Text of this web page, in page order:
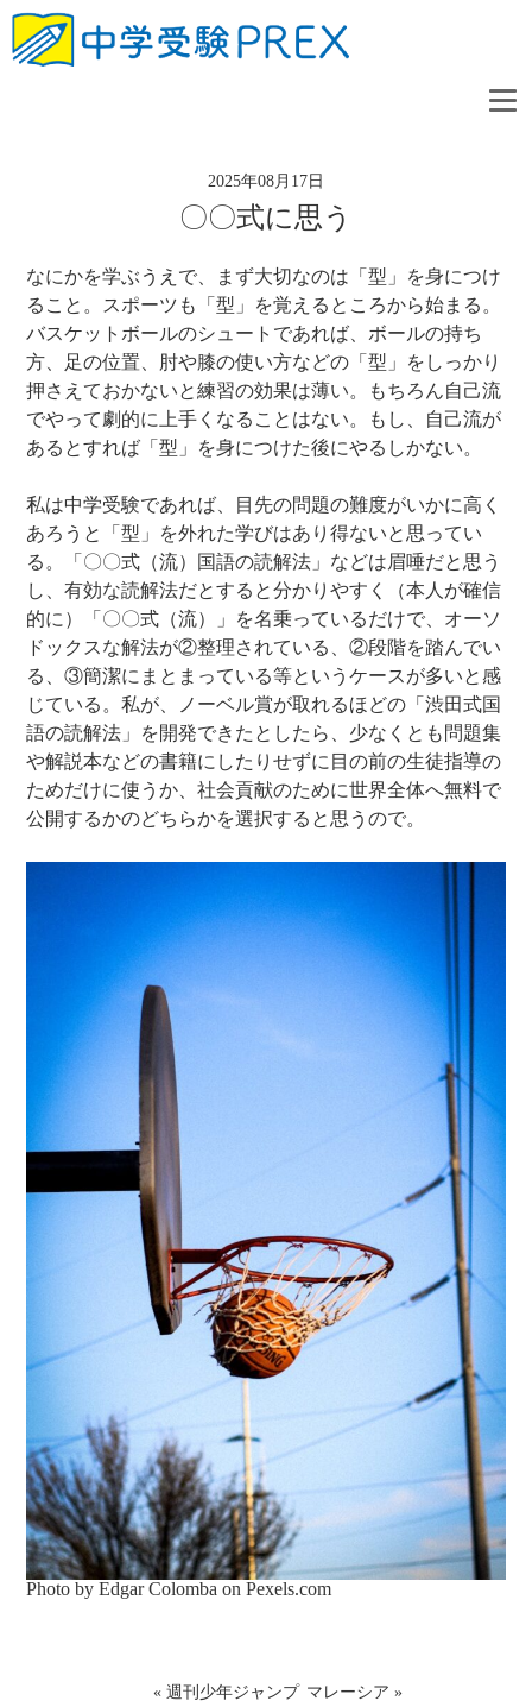
2025年08月17日
〇〇式に思う
なにかを学ぶうえで、まず大切なのは「型」を身につけ
ること。スポーツも「型」を覚えるところから始まる。
バスケットボールのシュートであれば、ボールの持ち
方、足の位置、肘や膝の使い方などの「型」をしっかり
押さえておかないと練習の効果は薄い。もちろん自己流
でやって劇的に上手くなることはない。もし、自己流が
あるとすれば「型」を身につけた後にやるしかない。
私は中学受験であれば、目先の問題の難度がいかに高く
あろうと「型」を外れた学びはあり得ないと思ってい
る。「〇〇式（流）国語の読解法」などは眉唾だと思う
し、有効な読解法だとすると分かりやすく（本人が確信
的に）「〇〇式（流）」を名乗っているだけで、オーソ
ドックスな解法が②整理されている、②段階を踏んでい
る、③簡潔にまとまっている等というケースが多いと感
じている。私が、ノーベル賞が取れるほどの「渋田式国
語の読解法」を開発できたとしたら、少なくとも問題集
や解説本などの書籍にしたりせずに目の前の生徒指導の
ためだけに使うか、社会貢献のために世界全体へ無料で
公開するかのどちらかを選択すると思うので。
Photo by Edgar Colomba onPexels.com
« 週刊少年ジャンプ マレーシア »